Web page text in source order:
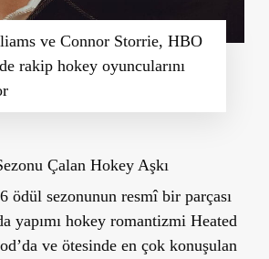
ve Connor Storrie, HBO
rakip hokey oyuncularını
Çalan Hokey Aşkı
ödül sezonunun resmî bir parçası
yapımı hokey romantizmi Heated
ve ötesinde en çok konuşulan